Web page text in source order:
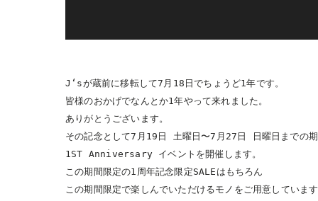
J‘sが蔵前に移転して7月18日でちょうど1年です。
皆様のおかげでなんとか1年やって来れました。
ありがとうございます。
その記念として7月19日 土曜日〜7月27日 日曜日までの期
1ST Anniversary イベントを開催します。
この期間限定の1周年記念限定SALEはもちろん
この期間限定で楽しんでいただけるモノをご用意しています